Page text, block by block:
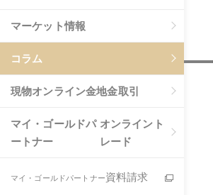
マーケット情報
コラム
現物オンライン金地金取引
マイ・ゴールドパ
ートナー
オンライント
レード
マイ・ゴールドパートナー資料請求